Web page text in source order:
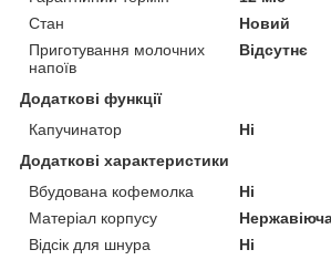
Стан
Новий
Приготування молочних
напоїв
Відсутнє
Додаткові функції
Капучинатор
Ні
Додаткові характеристики
Вбудована кофемолка
Ні
Матеріал корпусу
Відсік для шнура
Ні